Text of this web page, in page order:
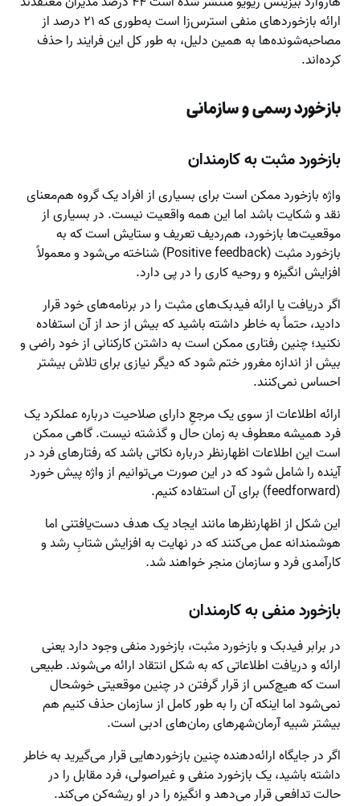
ارائه بازخوردهای منفی استرس‌زا است به‌طوری که ۲۱ درصد از
مصاحبه‌شونده‌ها به همین دلیل، به طور کل این فرایند را حذف
کرده‌اند.
بازخورد رسمی و سازمانی
بازخورد مثبت به کارمندان
واژه بازخورد ممکن است برای بسیاری از افراد یک گروه هم‌معنای
نقد و شکایت باشد اما این همه واقعیت نیست. در بسیاری از
موقعیت‌ها بازخورد، هم‌ردیف تعریف و ستایش است که به
بازخورد مثبت (Positive feedback) شناخته می‌شود و معمولاً
افزایش انگیزه و روحیه کاری را در پی دارد.
اگر دریافت یا ارائه فیدبک‌های مثبت را در برنامه‌های خود قرار
دادید، حتماً به خاطر داشته باشید که بیش از حد از آن استفاده
نکنید؛ چنین رفتاری ممکن است به داشتن کارکنانی از خود راضی و
بیش از اندازه مغرور ختم شود که دیگر نیازی برای تلاش بیشتر
احساس نمی‌کنند.
ارائه اطلاعات از سوی یک مرجعِ دارای صلاحیت درباره عملکرد یک
فرد همیشه معطوف به زمان حال و گذشته نیست. گاهی ممکن
است این اطلاعات اظهارنظر درباره نکاتی باشد که رفتارهای فرد در
آینده را شامل شود که در این صورت می‌توانیم از واژه پیش خورد
(feedforward) برای آن استفاده کنیم.
این شکل از اظهارنظرها مانند ایجاد یک هدف دست‌یافتنی اما
هوشمندانه عمل می‌کنند که در نهایت به افزایش شتابِ رشد و
کارآمدی فرد و سازمان منجر خواهند شد.
بازخورد منفی به کارمندان
در برابر فیدبک و بازخورد مثبت، بازخورد منفی وجود دارد یعنی
ارائه و دریافت اطلاعاتی که به شکل انتقاد ارائه می‌شوند. طبیعی
است که هیچ‌کس از قرار گرفتن در چنین موقعیتی خوشحال
نمی‌شود اما اینکه آن را به طور کامل از سازمان حذف کنیم هم
بیشتر شبیه آرمان‌شهرهای رمان‌های ادبی است.
اگر در جایگاه ارائه‌دهنده چنین بازخوردهایی قرار می‌گیرید به خاطر
داشته باشید، یک بازخورد منفی و غیراصولی، فرد مقابل را در
حالت تدافعی قرار می‌دهد و انگیزه را در او ریشه‌کن می‌کند.